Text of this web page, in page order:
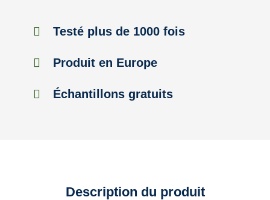
Testé plus de 1000 fois
Produit en Europe
Échantillons gratuits
Description du produit